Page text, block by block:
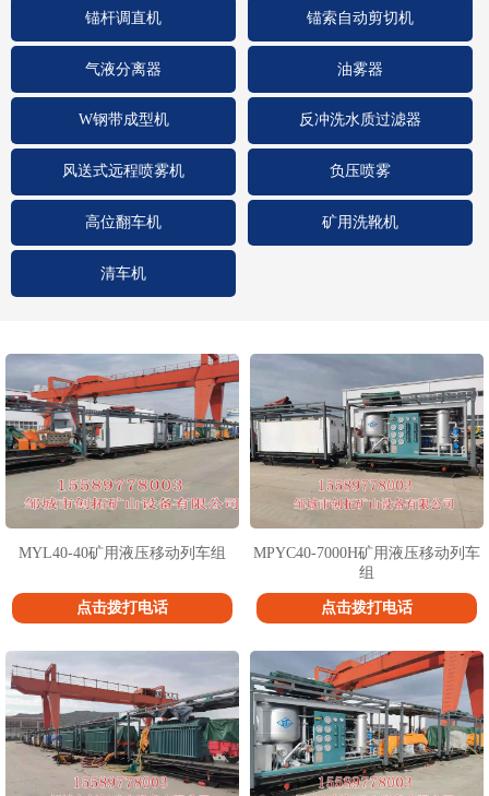
1
锚杆调直机 锚索自动剪切机
气液分离器 油雾器
W钢带成型机 反冲洗水质过滤器
风送式远程喷雾机 负压喷雾
高位翻车机 矿用洗靴机
清车机
MYL40-40矿用液压移动列车组
点击拨打电话
MPYC40-7000H矿用液压移动列车
组
点击拨打电话